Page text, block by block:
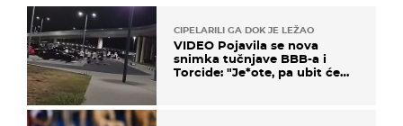
CIPELARILI GA DOK JE LEŽAO
VIDEO Pojavila se nova
snimka tučnjave BBB-a i
Torcide: "Je*ote, pa ubit će